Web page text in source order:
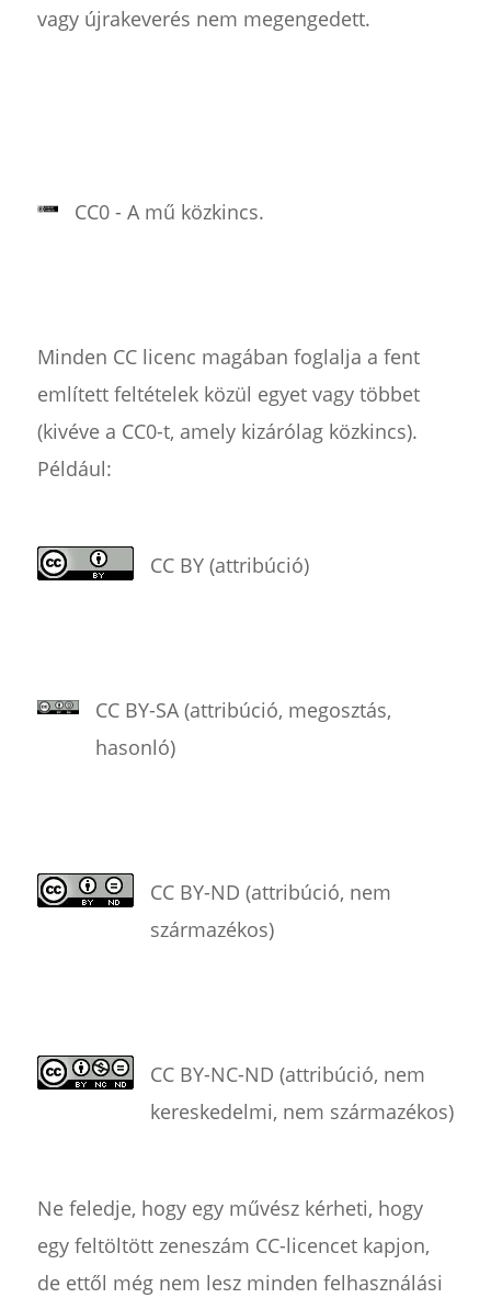
vagy újrakeverés nem megengedett.
CC0 - A mű közkincs.
Minden CC licenc magában foglalja a fent
említett feltételek közül egyet vagy többet
(kivéve a CC0-t, amely kizárólag közkincs).
Például:
CC BY (attribúció)
CC BY-SA (attribúció, megosztás,
hasonló)
CC BY-ND (attribúció, nem
származékos)
CC BY-NC-ND (attribúció, nem
kereskedelmi, nem származékos)
Ne feledje, hogy egy művész kérheti, hogy
egy feltöltött zeneszám CC-licencet kapjon,
de ettől még nem lesz minden felhasználási